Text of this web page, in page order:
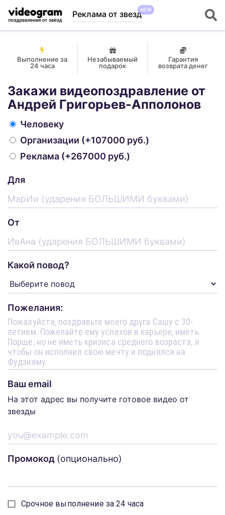
Реклама от звездNEW
Выполнение за
24 часа
Незабываемый
подарок
Гарантия
возврата денег
Закажи видеопоздравление от
Андрей Григорьев-Апполонов
Человеку
Организации (+107000 руб.)
Реклама (+267000 руб.)
Для
От
Какой повод?
Пожелания:
Ваш email
На этот адрес вы получите готовое видео от
звезды
Промокод (опционально)
Срочное выполнение за 24 часа